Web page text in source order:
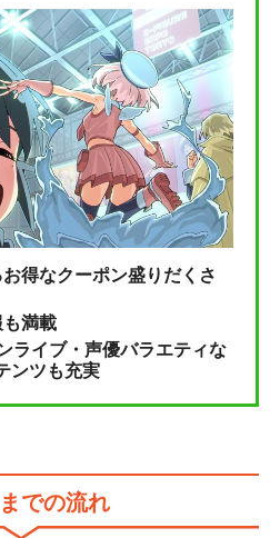
劇場版 きかんしゃトーマス 伝
説の英雄
閉じる
得なクーポン盛りだくさ
満載
ライブ・声優バラエティな
ンツも充実
での流れ